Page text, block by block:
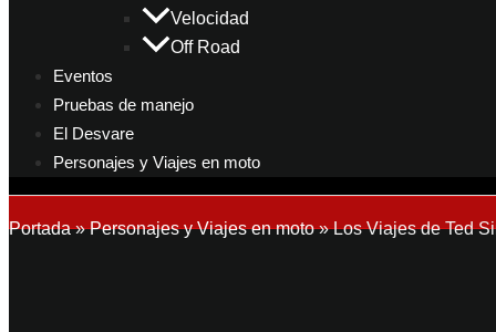
Velocidad
Off Road
Eventos
Pruebas de manejo
El Desvare
Personajes y Viajes en moto
Portada»Personajes y Viajes en moto»Los Viajes de Ted